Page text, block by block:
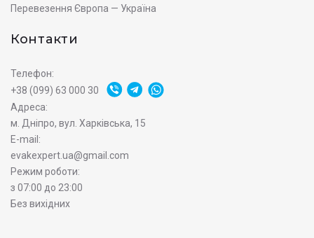
Перевезення Європа — Україна
Контакти
Телефон:
+38 (099) 63 000 30
Адреса:
м. Дніпро, вул. Харківська, 15
E-mail:
evakexpert.ua@gmail.com
Режим роботи:
з 07:00 до 23:00
Без вихідних